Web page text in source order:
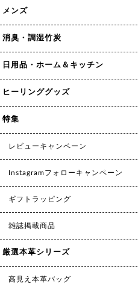
メンズ
消臭・調湿竹炭
日用品・ホーム＆キッチン
ヒーリンググッズ
特集
レビューキャンペーン
Instagramフォローキャンペーン
ギフトラッピング
雑誌掲載商品
厳選本革シリーズ
高見え本革バッグ